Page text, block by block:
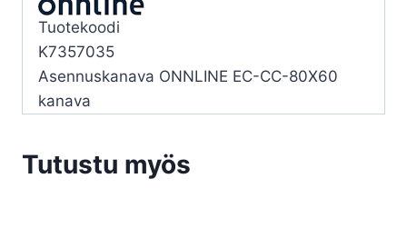
Tuotekoodi
K7357035
Asennuskanava ONNLINE EC-CC-80X60
kanava
Tutustu myös